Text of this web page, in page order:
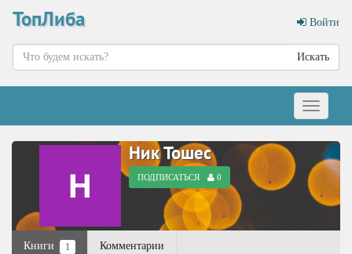
ТопЛиба Войти
Искать
Меню
Ник Тошес
ПОДПИСАТЬСЯ 0
Книги 1 Комментарии